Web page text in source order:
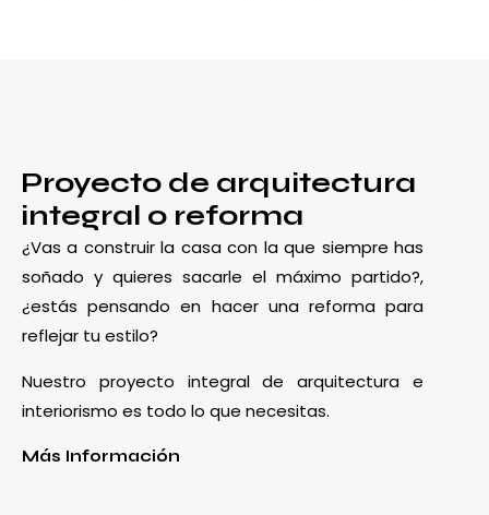
Proyecto de arquitectura
integral o reforma
¿Vas a construir la casa con la que siempre has
soñado y quieres sacarle el máximo partido?,
¿estás pensando en hacer una reforma para
reflejar tu estilo?
Nuestro proyecto integral de arquitectura e
interiorismo es todo lo que necesitas.
Más Información